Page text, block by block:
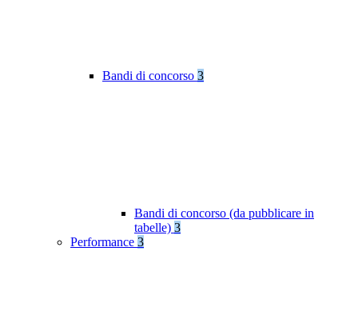
Bandi di concorso 3
Bandi di concorso (da pubblicare in
tabelle) 3
Performance 3